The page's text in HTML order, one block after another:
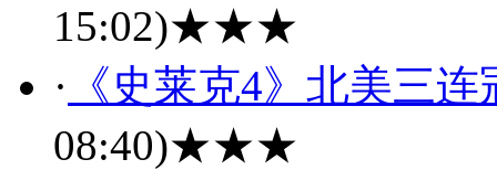
15:02)★★★
· 《史莱克4》北美三
08:40)★★★